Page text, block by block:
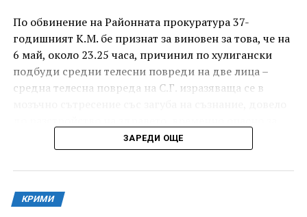
По обвинение на Районната прокуратура 37-
годишният К.М. бе признат за виновен за това, че на
6 май, около 23.25 часа, причинил по хулигански
подбуди средни телесни повреди на две лица –
средна телесна повреда на С.Г. изразяваща се в
живота, и лека телесна повреда на Х.С., която бе с
порезна рана на петия пръст на дясната ръка,
довела до разстройство на здравето, неопасно за
ЗАРЕДИ ОЩЕ
КРИМИ